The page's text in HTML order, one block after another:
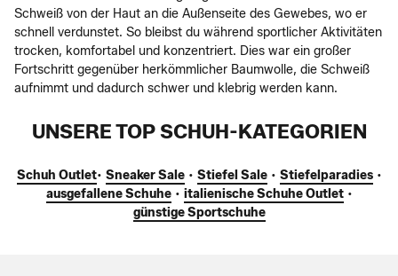
Schweiß von der Haut an die Außenseite des Gewebes, wo er
schnell verdunstet. So bleibst du während sportlicher Aktivitäten
trocken, komfortabel und konzentriert. Dies war ein großer
Fortschritt gegenüber herkömmlicher Baumwolle, die Schweiß
aufnimmt und dadurch schwer und klebrig werden kann.
UNSERE TOP SCHUH-KATEGORIEN
Schuh Outlet• Sneaker Sale• Stiefel Sale• Stiefelparadies•
ausgefallene Schuhe• italienische Schuhe Outlet•
günstige Sportschuhe